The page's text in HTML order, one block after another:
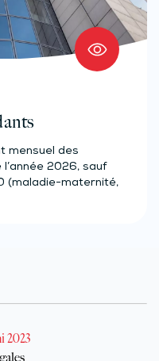
mensuel des
2026, sauf
(maladie-maternité,
2023